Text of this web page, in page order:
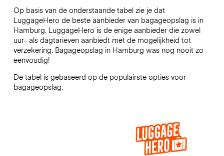
Op basis van de onderstaande tabel zie je dat
LuggageHero de beste aanbieder van bagageopslag is in
Hamburg. LuggageHero is de enige aanbieder die zowel
uur- als dagtarieven aanbiedt met de mogelijkheid tot
verzekering. Bagageopslag in Hamburg was nog nooit zo
eenvoudig!
De tabel is gebaseerd op de populairste opties voor
bagageopslag.